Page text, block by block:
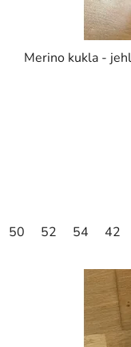
Merino kukla -
50 52 54 42